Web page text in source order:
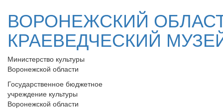
ВОРОНЕЖСКИЙ
КРАЕВЕДЧЕСКИЙ
Министерство культуры
Воронежской области
Государственное бюджетное
учреждение культуры
Воронежской области